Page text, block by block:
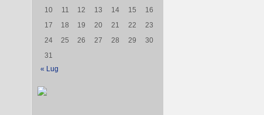
10
11 12 13 14 15
16
17
18 19 20 21 22
23
24
25 26 27 28 29
30
31
« Lug